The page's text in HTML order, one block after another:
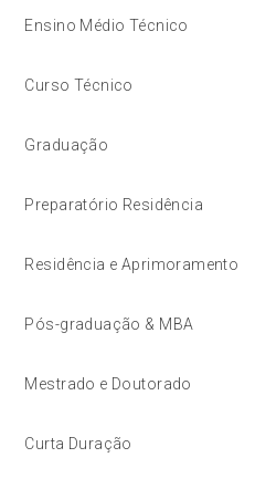
Ensino Médio Técnico
Curso Técnico
Graduação
Preparatório Residência
Residência e Aprimoramento
Pós-graduação & MBA
Mestrado e Doutorado
Curta Duração